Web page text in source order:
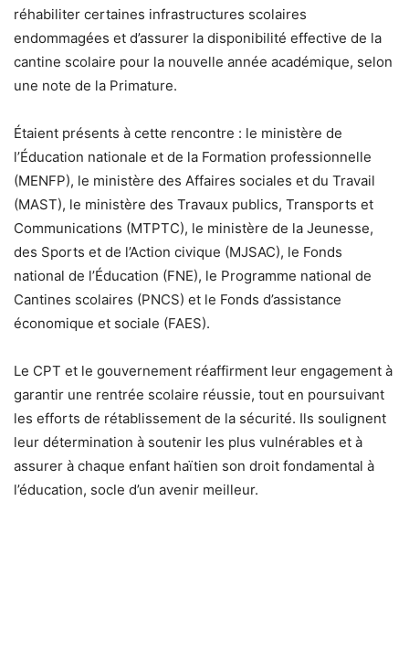
réhabiliter certaines infrastructures scolaires
endommagées et d’assurer la disponibilité effective de la
cantine scolaire pour la nouvelle année académique, selon
une note de la Primature.
Étaient présents à cette rencontre : le ministère de
l’Éducation nationale et de la Formation professionnelle
(MENFP), le ministère des Affaires sociales et du Travail
(MAST), le ministère des Travaux publics, Transports et
Communications (MTPTC), le ministère de la Jeunesse,
des Sports et de l’Action civique (MJSAC), le Fonds
national de l’Éducation (FNE), le Programme national de
Cantines scolaires (PNCS) et le Fonds d’assistance
économique et sociale (FAES).
Le CPT et le gouvernement réaffirment leur engagement à
garantir une rentrée scolaire réussie, tout en poursuivant
les efforts de rétablissement de la sécurité. Ils soulignent
leur détermination à soutenir les plus vulnérables et à
assurer à chaque enfant haïtien son droit fondamental à
l’éducation, socle d’un avenir meilleur.